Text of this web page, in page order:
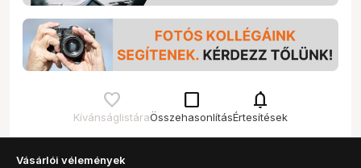
Kívánságlistára
check_box_outline_blank
Összehasonlítás
notifications
Értesítések
Vásárlói vélemények